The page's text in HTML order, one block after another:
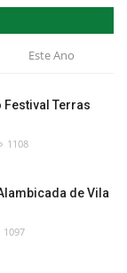
Este Ano
Terras
1108
de Vila
1097